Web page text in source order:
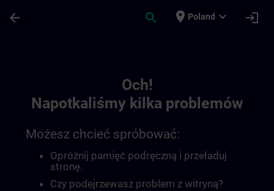
arrow_back search place Poland expand_more login
Och!
Napotkaliśmy kilka problemów
Możesz chcieć spróbować:
Opróżnij pamięć podręczną i przeładuj
stronę.
Czy podejrzewasz problem z witryną?